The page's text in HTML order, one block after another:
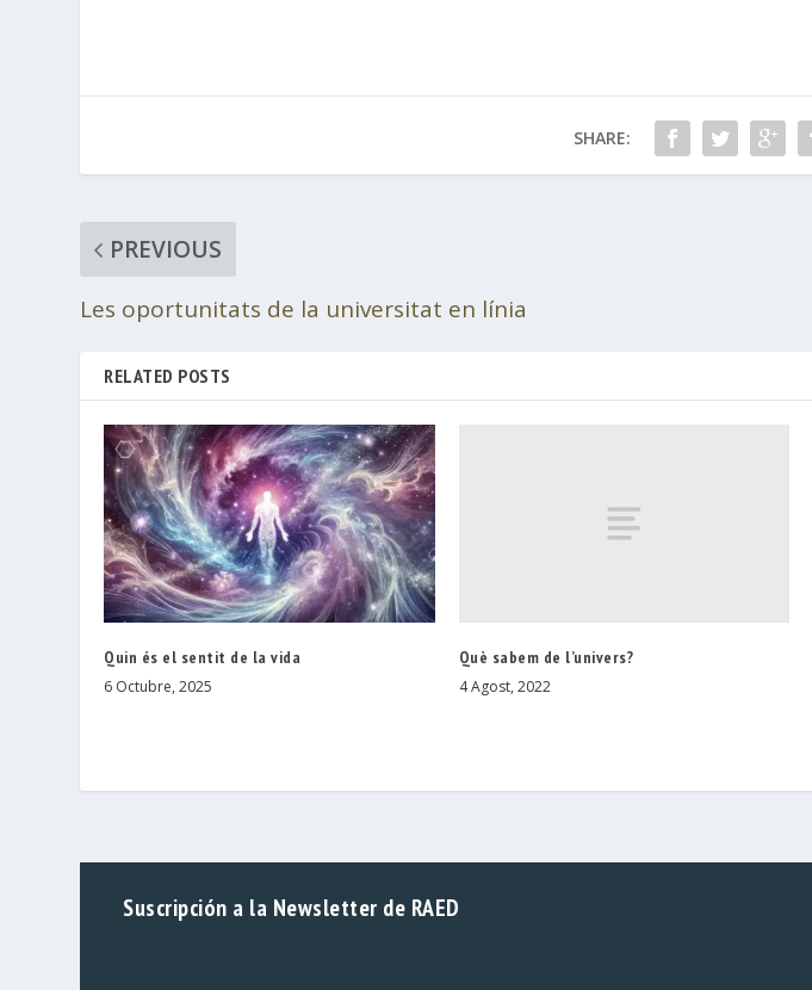
SHARE:
PREVIOUS
Les oportunitats de la universitat en línia
RELATED POSTS
Quin és el sentit de la vida
6 Octubre, 2025
Què sabem de l’univers?
4 Agost, 2022
Suscripción a la Newsletter de RAED